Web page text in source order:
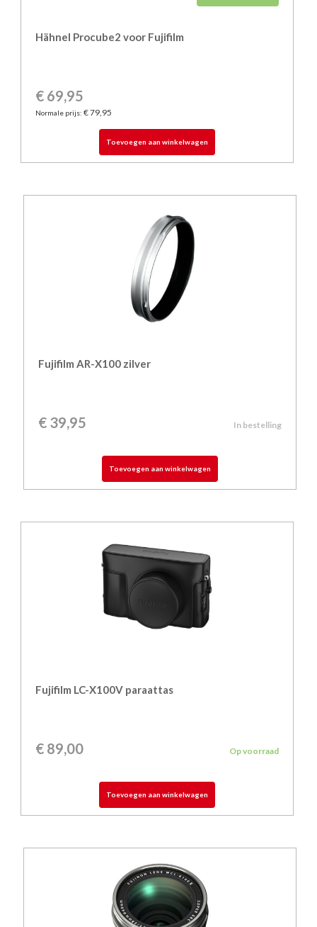
Hähnel Procube2 voor Fujifilm
€ 69,95
Normale prijs: € 79,95
Toevoegen aan winkelwagen
Fujifilm AR-X100 zilver
€39,95 In bestelling
Toevoegen aan winkelwagen
Fujifilm LC-X100V paraattas
€ 89,00 Op voorraad
Toevoegen aan winkelwagen